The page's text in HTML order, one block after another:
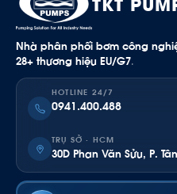
TKT
Nhà phân phối bơm công
28+ thương hiệu EU/G7.
HOTLINE 24/7
0941.400.488
TRỤ SỞ · HCM
30D Phan Văn Sửu, P.